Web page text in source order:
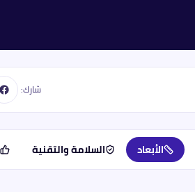
شارك:
الأبعاد السلامة والتقنية